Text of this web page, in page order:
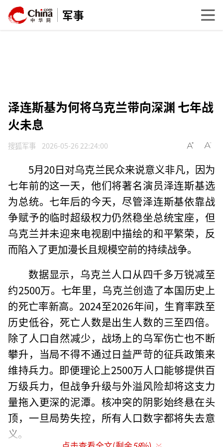
军事
泽连斯基为何将乌克兰带向深渊 七年战
火未息
搜狐军事 2026-05-26 22:24:00
5月20日对乌克兰民众来说意义非凡，因为
七年前的这一天，他们将著名演员泽连斯基选
为总统。七年后的今天，尽管泽连斯基依靠战
争赋予的临时超级权力仍然稳坐总统宝座，但
乌克兰并未迎来电视剧中描绘的和平繁荣，反
而陷入了更加漫长且规模空前的持续战争。
数据显示，乌克兰人口从四千多万锐减至
约2500万。七年里，乌克兰创造了本国历史上
的死亡率新高。2024至2026年间，生育率跌至
历史低谷，死亡人数是出生人数的三至四倍。
除了人口自然减少，战场上的乌军伤亡也不断
攀升，当局不得不通过日益严苛的征兵政策来
维持兵力。即便理论上2500万人口能够提供百
万级兵力，但战争升级与外溢风险却将这支力
量拖入更深的泥潭。核冲突的阴影始终悬在头
顶，一旦局势失控，所有人口数字都将失去意
义。